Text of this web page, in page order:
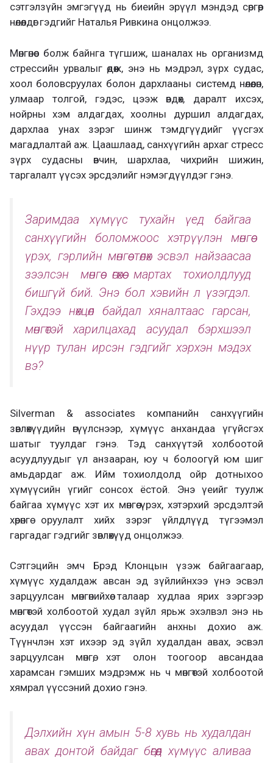
сэтгэлзүйн эмгэгүүд нь биеийн эрүүл мэндэд сөргөөр
нөлөөлдөг гэдгийг Наталья Ривкина онцолжээ.
Мөнгөнөөс болж байнга түгшиж, шаналах нь организмд
стрессийн урвалыг өдөөж, энэ нь мэдрэл, зүрх судас,
хоол боловсруулах болон дархлааны системд нөлөөлөн,
улмаар толгой, гэдэс, цээж өвдөх, даралт ихсэх,
нойрны хэм алдагдах, хоолны дуршил алдагдах,
дархлаа унах зэрэг шинж тэмдгүүдийг үүсгэх
магадлалтай аж. Цаашлаад, санхүүгийн архаг стресс
зүрх судасны өвчин, шархлаа, чихрийн шижин,
таргалалт үүсэх эрсдэлийг нэмэгдүүлдэг гэнэ.
Заримдаа хүмүүс тухайн үед байгаа
санхүүгийн боломжоос хэтрүүлэн мөнгөө
үрэх, гэрлийн мөнгөө төлөх эсвэл найзаасаа
зээлсэн мөнгөө өгөхөө мартах тохиолдлууд
бишгүй бий. Энэ бол хэвийн л үзэгдэл.
Гэхдээ нөхцөл байдал хяналтаас гарсан,
мөнгөтэй харилцахад асуудал бэрхшээл
нүүр тулан ирсэн гэдгийг хэрхэн мэдэх
вэ?
Silverman & associates компанийн санхүүгийн
зөвлөхүүдийн өгүүлснээр, хүмүүс анхандаа үгүйсгэх
шатыг туулдаг гэнэ. Тэд санхүүтэй холбоотой
асуудлуудыг үл анзааран, юу ч болоогүй юм шиг
амьдардаг аж. Ийм тохиолдолд ойр дотныхоо
хүмүүсийн үгийг сонсох ёстой. Энэ үеийг туулж
байгаа хүмүүс хэт их мөнгөө үрэх, хэтэрхий эрсдэлтэй
хөрөнгө оруулалт хийх зэрэг үйлдлүүд түгээмэл
гаргадаг гэдгийг зөвлөхүүд онцолжээ.
Сэтгэцийн эмч Брэд Клонцын үзэж байгаагаар,
хүмүүс худалдаж авсан эд зүйлийнхээ үнэ эсвэл
зарцуулсан мөнгөнийхөө талаар худлаа ярих зэргээр
мөнгөтэй холбоотой худал зүйл ярьж эхэлвэл энэ нь
асуудал үүссэн байгаагийн анхны дохио аж.
Түүнчлэн хэт ихээр эд зүйл худалдан авах, эсвэл
зарцуулсан мөнгө, хэт олон тоогоор авсандаа
харамсан гэмших мэдрэмж нь ч мөнгөтэй холбоотой
хямрал үүссэний дохио гэнэ.
Дэлхийн хүн амын 5-8 хувь нь худалдан
авах донтой байдаг бөгөөд хүмүүс аливаа